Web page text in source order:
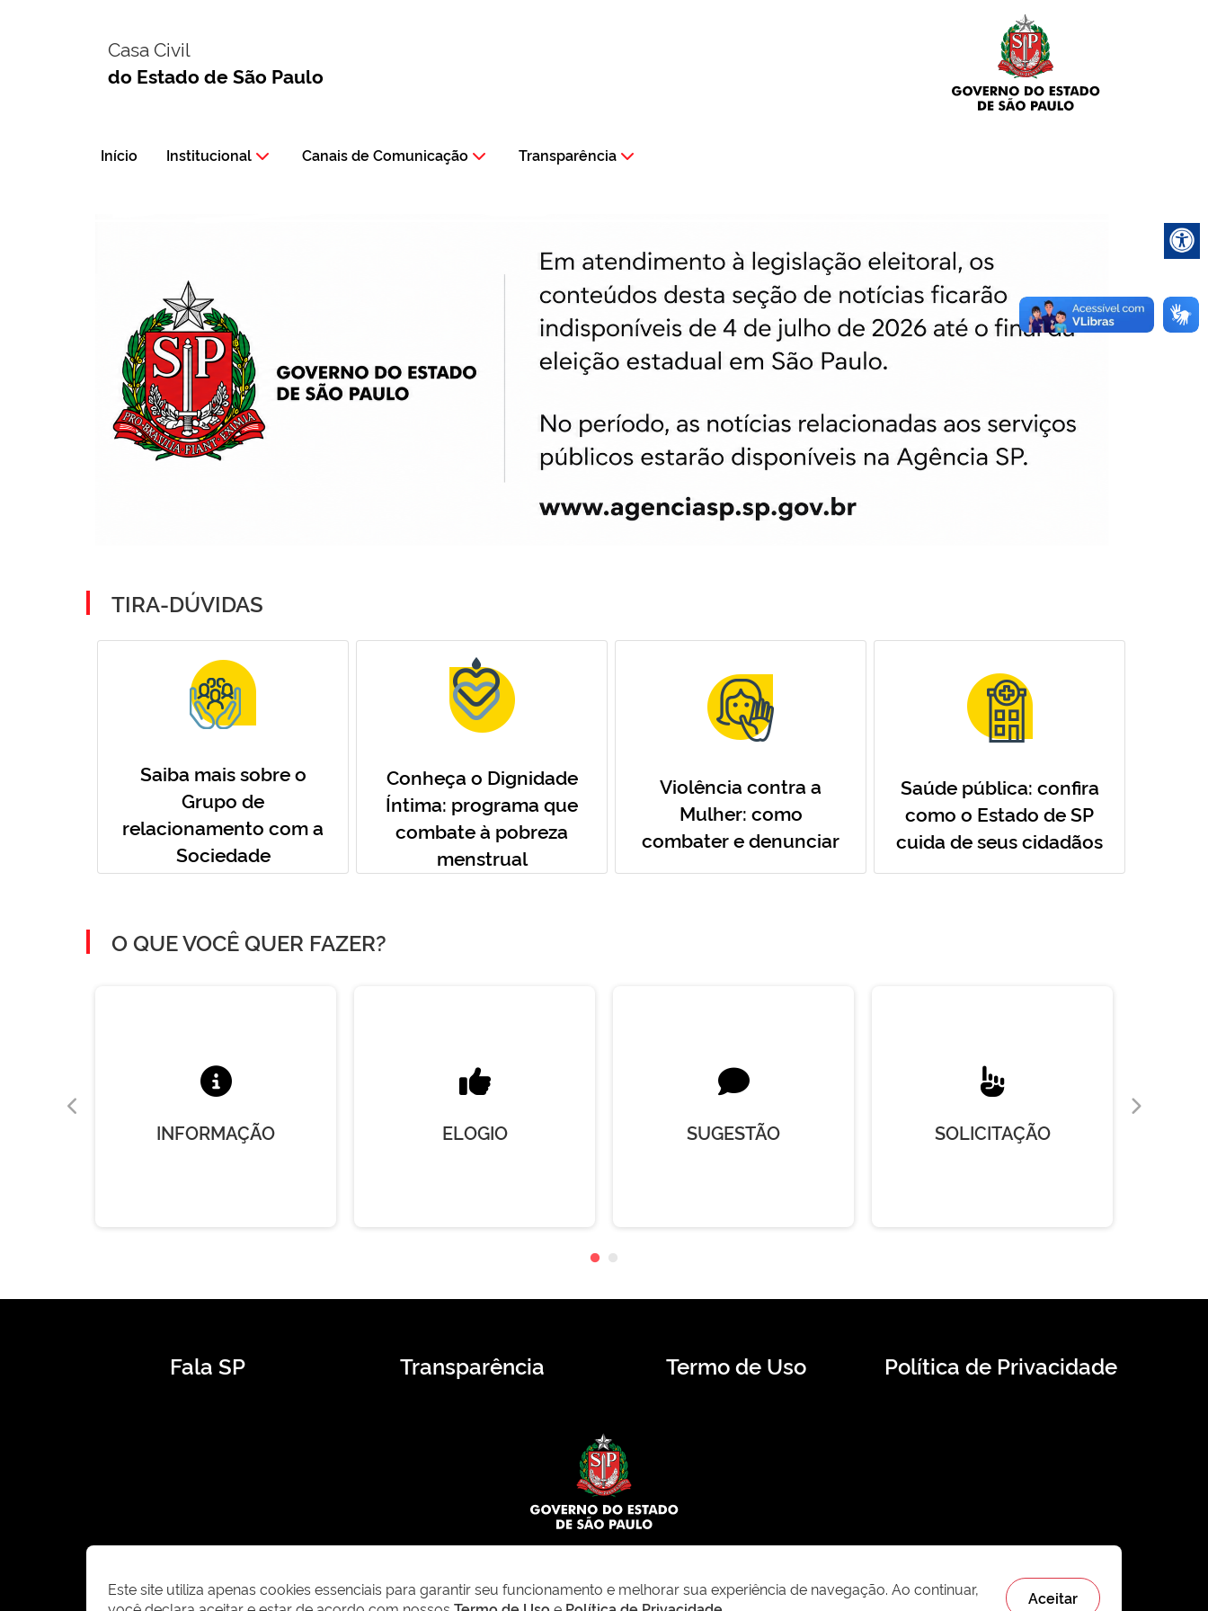
Casa Civil
do Estado de São Paulo
Início Institucional Canais de Comunicação Transparência
TIRA-DÚVIDAS
Saiba mais sobre o
Grupo de
relacionamento com a
Sociedade
Conheça o Dignidade
Íntima: programa que
combate à pobreza
menstrual
Violência contra a
Mulher: como
combater e denunciar
Saúde pública: confira
como o Estado de SP
cuida de seus cidadãos
O QUE VOCÊ QUER FAZER?
INFORMAÇÃO ELOGIO SUGESTÃO SOLICITAÇÃO
Fala SP Transparência Termo de Uso Política de Privacidade
© 2026 CMS.SP.GOV.BR. Todos os direitos reservados.
Este site utiliza apenas cookies essenciais para garantir seu funcionamento e melhorar sua experiência de navegação. Ao continuar,
Aceitar